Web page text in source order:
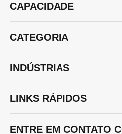
CAPACIDADE
CATEGORIA
INDÚSTRIAS
LINKS RÁPIDOS
ENTRE EM CONTATO